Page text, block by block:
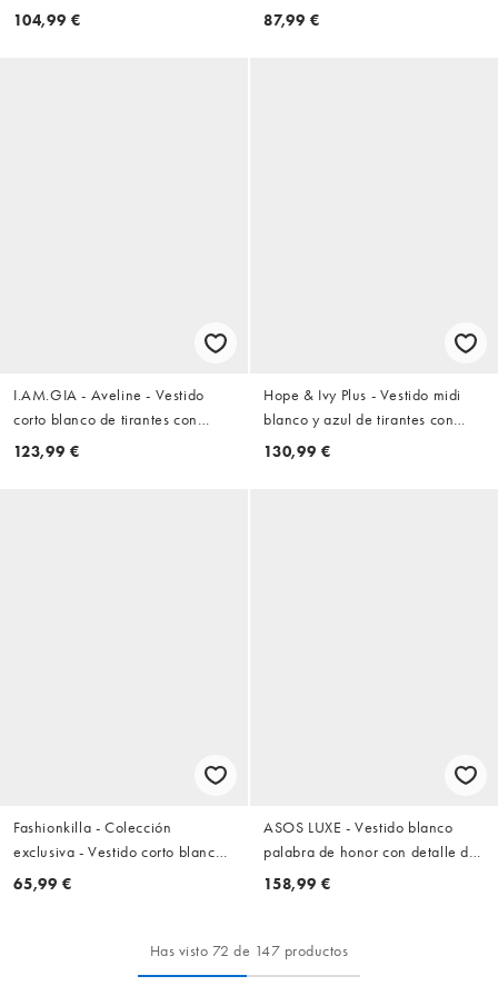
cuadrado y tirantes anudados de
104,99 €
flecos y capa exterior de flores
87,99 €
I.AM.GIA - Aveline - Vestido
corto blanco de tirantes con
ribete de volantes y detalle de
123,99 €
Hope & Ivy Plus - Vestido midi
blanco y azul de tirantes con
estampado de flores y lunares y
130,99 €
Fashionkilla - Colección
exclusiva - Vestido corto blanco
escalonado con ribete de
65,99 €
ASOS LUXE - Vestido blanco
palabra de honor con detalle de
flecos en la falda
158,99 €
Has visto 72 de 147 productos